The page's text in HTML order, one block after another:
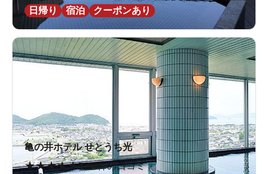
日帰り
宿泊 クーポンあり
亀の井ホテル せとうち光
★★★★★3.84件の口コミ